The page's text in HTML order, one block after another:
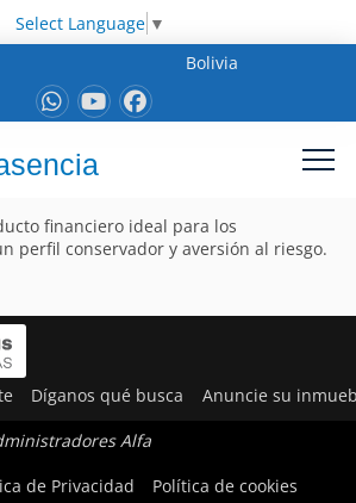
Select Language ▼
Bolivia
financiero ideal para los
perfil conservador y aversión al riesgo.
Díganos qué busca Anuncie su
Alfa
de Privacidad Política de cookies